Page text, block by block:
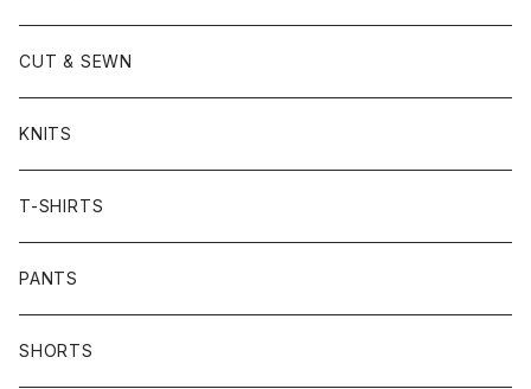
CUT & SEWN
KNITS
T-SHIRTS
PANTS
SHORTS